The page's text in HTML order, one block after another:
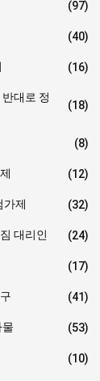
(97)
(40)
(16)
대로 정
(18)
(8)
(12)
가제 (32)
대리인 (24)
(17)
(41)
(53)
(10)